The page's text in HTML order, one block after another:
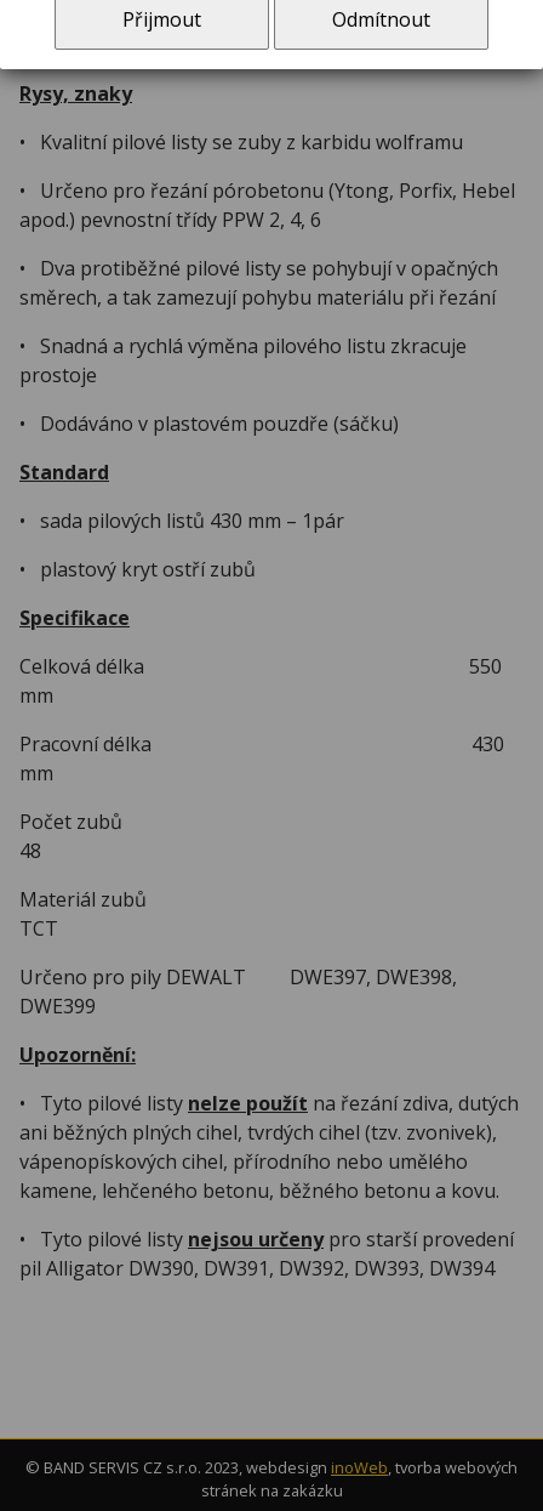
Sada pilových listů DEWALT pro pilu Alligator –
DT2975
Rysy, znaky
• Kvalitní pilové listy se zuby z karbidu wolframu
• Určeno pro řezání pórobetonu (Ytong, Porfix, Hebel
apod.) pevnostní třídy PPW 2, 4, 6
• Dva protiběžné pilové listy se pohybují v opačných
směrech, a tak zamezují pohybu materiálu při řezání
• Snadná a rychlá výměna pilového listu zkracuje
prostoje
• Dodáváno v plastovém pouzdře (sáčku)
Standard
• sada pilových listů 430 mm – 1pár
• plastový kryt ostří zubů
Specifikace
Celková délka 550
mm
Pracovní délka 430
mm
Počet zubů
48
Materiál zubů
TCT
Určeno pro pily DEWALT DWE397, DWE398,
DWE399
Upozornění:
• Tyto pilové listy nelze použít na řezání zdiva, dutých
ani běžných plných cihel, tvrdých cihel (tzv. zvonivek),
vápenopískových cihel, přírodního nebo umělého
kamene, lehčeného betonu, běžného betonu a kovu.
• Tyto pilové listy nejsou určenypro starší provedení
pil Alligator DW390, DW391, DW392, DW393, DW394
© BAND SERVIS CZ s.r.o. 2023, webdesign inoWeb, tvorba webových
stránek na zakázku
Přijmout Odmítnout